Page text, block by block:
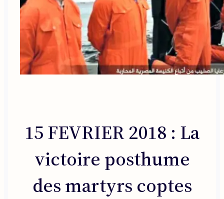
15 FEVRIER 2018 : La
victoire posthume
des martyrs coptes